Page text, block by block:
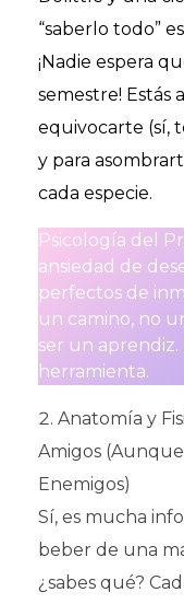
“saberlo todo”
¡Nadie espera
semestre! Estás
equivocarte (sí,
y para
cada especie.
Psicología del
ansiedad de
perfectos de
un camino, no
ser un
herramienta.
Anatomía y
Amigos
Enemigos)
Sí, es mucha
beber de una
¿sabes qué?